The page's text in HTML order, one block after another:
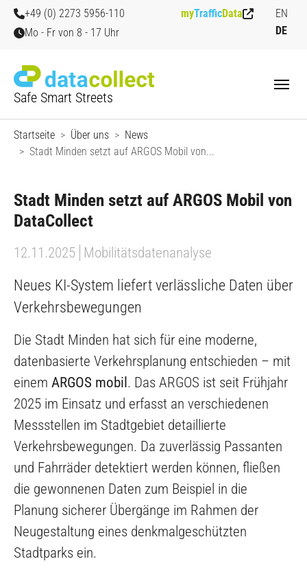
Zum Hauptinhalt springen
Skip to page footer
+49 (0) 2273 5956-110
Mo - Fr von 8 - 17 Uhr
myTrafficData
EN
DE
Safe Smart Streets
Startseite Über uns
News
Stadt Minden setzt auf ARGOS Mobil von...
Stadt Minden setzt auf ARGOS Mobil von
DataCollect
12.11.2025 Mobilitätsdatenanalyse
Neues KI-System liefert verlässliche Daten über
Verkehrsbewegungen
Die Stadt Minden hat sich für eine moderne,
datenbasierte Verkehrsplanung entschieden – mit
einem ARGOS mobil . Das ARGOS ist seit Frühjahr
2025 im Einsatz und erfasst an verschiedenen
Messstellen im Stadtgebiet detaillierte
Verkehrsbewegungen. Da zuverlässig Passanten
und Fahrräder detektiert werden können, fließen
die gewonnenen Daten zum Beispiel in die
Planung sicherer Übergänge im Rahmen der
Neugestaltung eines denkmalgeschützten
Stadtparks ein.